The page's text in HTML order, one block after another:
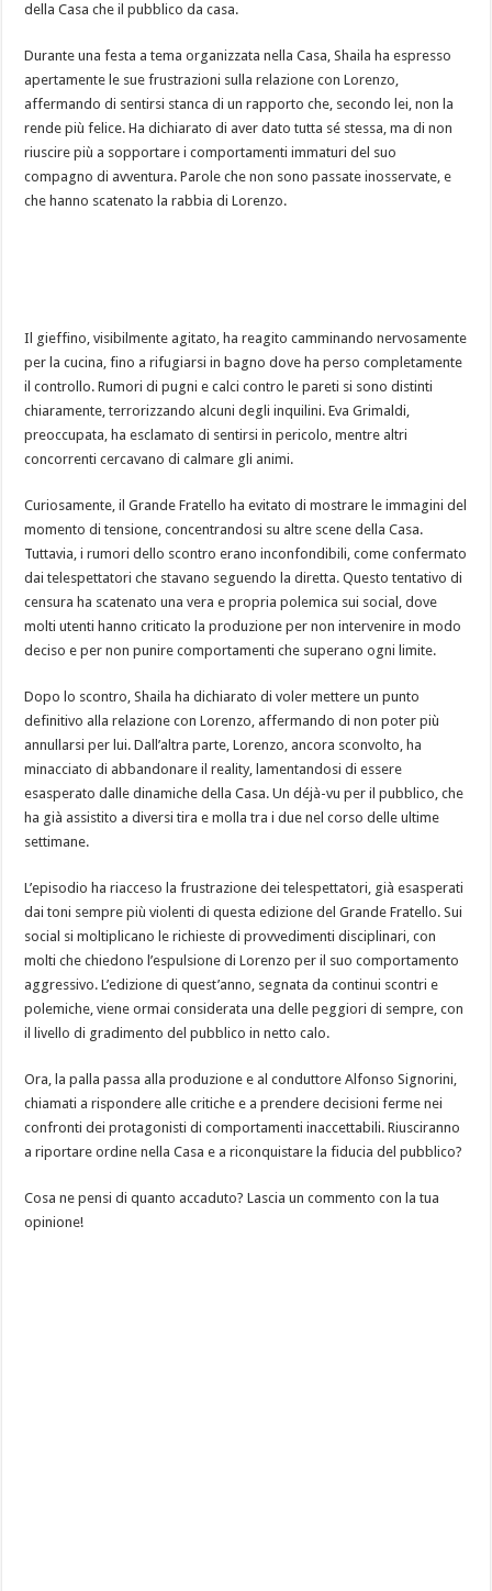
della Casa che il pubblico da casa.
Durante una festa a tema organizzata nella Casa, Shaila ha espresso
apertamente le sue frustrazioni sulla relazione con Lorenzo,
affermando di sentirsi stanca di un rapporto che, secondo lei, non la
rende più felice. Ha dichiarato di aver dato tutta sé stessa, ma di non
riuscire più a sopportare i comportamenti immaturi del suo
compagno di avventura. Parole che non sono passate inosservate, e
che hanno scatenato la rabbia di Lorenzo.
Il gieffino, visibilmente agitato, ha reagito camminando nervosamente
per la cucina, fino a rifugiarsi in bagno dove ha perso completamente
il controllo. Rumori di pugni e calci contro le pareti si sono distinti
chiaramente, terrorizzando alcuni degli inquilini. Eva Grimaldi,
preoccupata, ha esclamato di sentirsi in pericolo, mentre altri
concorrenti cercavano di calmare gli animi.
Curiosamente, il Grande Fratello ha evitato di mostrare le immagini del
momento di tensione, concentrandosi su altre scene della Casa.
Tuttavia, i rumori dello scontro erano inconfondibili, come confermato
dai telespettatori che stavano seguendo la diretta. Questo tentativo di
censura ha scatenato una vera e propria polemica sui social, dove
molti utenti hanno criticato la produzione per non intervenire in modo
deciso e per non punire comportamenti che superano ogni limite.
Dopo lo scontro, Shaila ha dichiarato di voler mettere un punto
definitivo alla relazione con Lorenzo, affermando di non poter più
annullarsi per lui. Dall’altra parte, Lorenzo, ancora sconvolto, ha
minacciato di abbandonare il reality, lamentandosi di essere
esasperato dalle dinamiche della Casa. Un déjà-vu per il pubblico, che
ha già assistito a diversi tira e molla tra i due nel corso delle ultime
settimane.
L’episodio ha riacceso la frustrazione dei telespettatori, già esasperati
dai toni sempre più violenti di questa edizione del Grande Fratello. Sui
social si moltiplicano le richieste di provvedimenti disciplinari, con
molti che chiedono l’espulsione di Lorenzo per il suo comportamento
aggressivo. L’edizione di quest’anno, segnata da continui scontri e
polemiche, viene ormai considerata una delle peggiori di sempre, con
il livello di gradimento del pubblico in netto calo.
Ora, la palla passa alla produzione e al conduttore Alfonso Signorini,
chiamati a rispondere alle critiche e a prendere decisioni ferme nei
confronti dei protagonisti di comportamenti inaccettabili. Riusciranno
a riportare ordine nella Casa e a riconquistare la fiducia del pubblico?
Cosa ne pensi di quanto accaduto? Lascia un commento con la tua
opinione!